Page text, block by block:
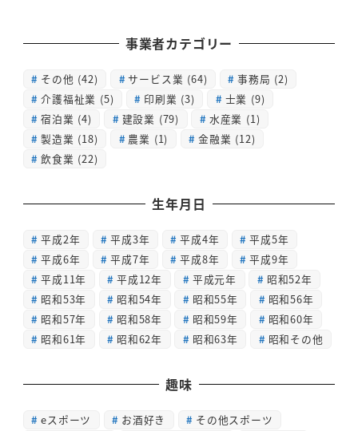
事業者カテゴリー
その他 (42) サービス業 (64) 事務局 (2)
介護福祉業 (5) 印刷業 (3) 士業 (9)
宿泊業 (4) 建設業 (79) 水産業 (1)
製造業 (18) 農業 (1) 金融業 (12)
飲食業 (22)
生年月日
平成2年 平成3年 平成4年
平成5年
平成6年
平成7年 平成8年
平成9年
平成11年
平成12年 平成元年
昭和52年
昭和53年
昭和54年 昭和55年
昭和56年
昭和57年
昭和58年 昭和59年
昭和60年
昭和61年
昭和62年 昭和63年 昭和その他
趣味
eスポーツ お酒好き
その他スポーツ